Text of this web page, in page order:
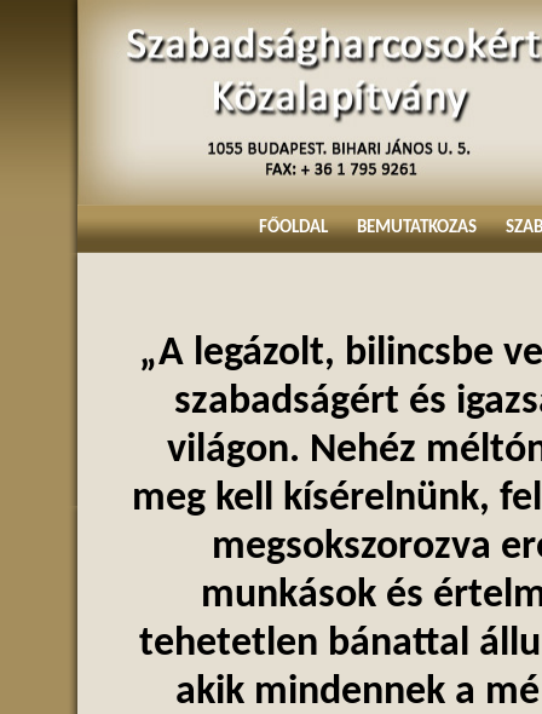
FŐOLDAL BEMUTATKOZAS
„A legázolt, bilincsbe
szabadságért és
világon. Nehéz
meg kell kísérelnünk,
megsokszorozva
munkások és
tehetetlen bánattal
akik mindennek a